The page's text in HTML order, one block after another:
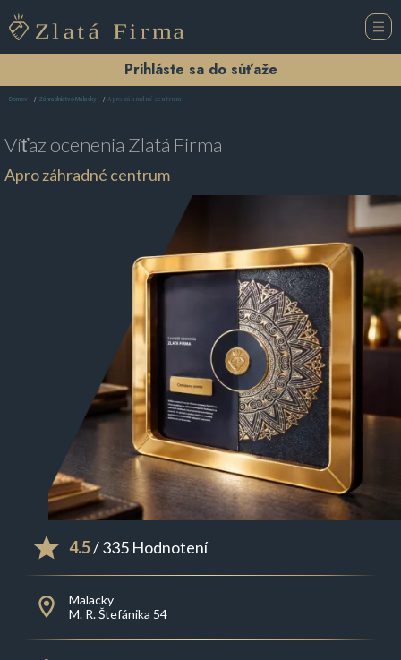
Prihláste sa do súťaže
Domov Záhradníctvo Malacky Apro záhradné centrum
Víťaz ocenenia Zlatá Firma
Apro záhradné centrum
4.5/ 335 Hodnotení
Malacky
M. R. Štefánika 54